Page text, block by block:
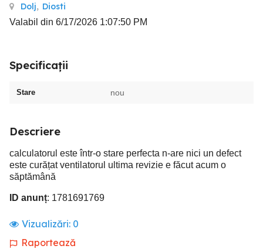
Dolj, Diosti
Valabil din 6/17/2026 1:07:50 PM
Specificații
Stare nou
Descriere
calculatorul este într-o stare perfecta n-are nici un defect
este curățat ventilatorul ultima revizie e făcut acum o
săptămână
ID anunț: 1781691769
Vizualizări: 0
Raportează